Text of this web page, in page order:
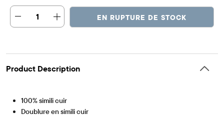
1 EN RUPTURE DE STOCK
Product Description
100% simili cuir
Doublure en simili cuir